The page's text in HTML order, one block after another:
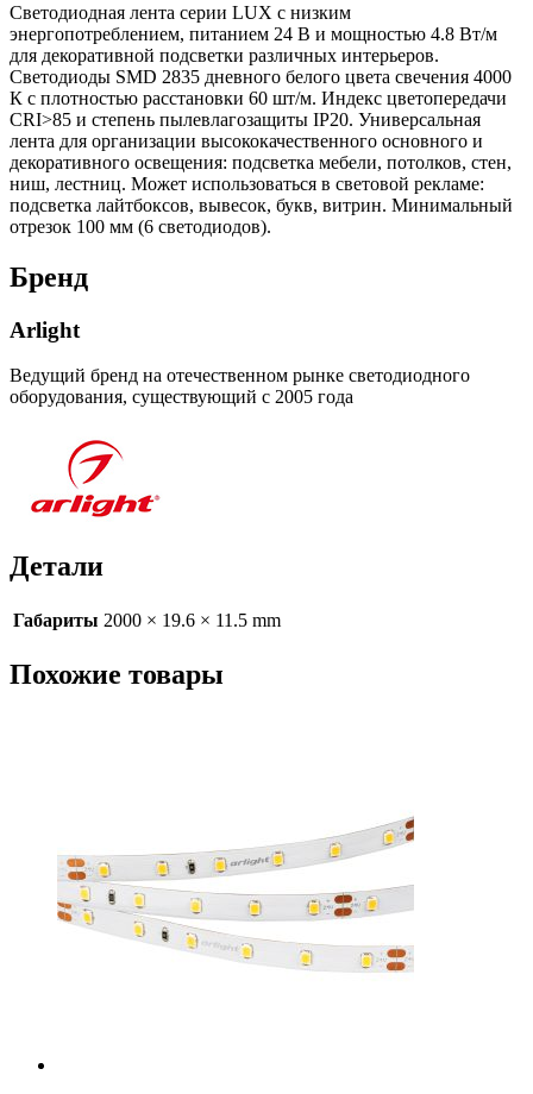
Светодиодная лента серии LUX с низким
энергопотреблением, питанием 24 В и мощностью 4.8 Вт/м
для декоративной подсветки различных интерьеров.
Светодиоды SMD 2835 дневного белого цвета свечения 4000
К с плотностью расстановки 60 шт/м. Индекс цветопередачи
CRI>85 и степень пылевлагозащиты IP20. Универсальная
лента для организации высококачественного основного и
декоративного освещения: подсветка мебели, потолков, стен,
ниш, лестниц. Может использоваться в световой рекламе:
подсветка лайтбоксов, вывесок, букв, витрин. Минимальный
отрезок 100 мм (6 светодиодов).
Бренд
Arlight
Ведущий бренд на отечественном рынке светодиодного
оборудования, существующий с 2005 года
Детали
Габариты 2000 × 19.6 × 11.5 mm
Похожие товары